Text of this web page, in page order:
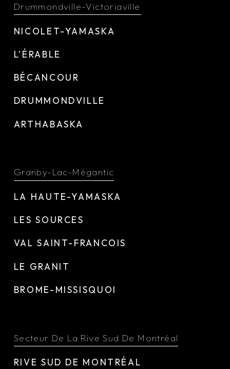
Drummondville-Victoriaville
NICOLET-YAMASKA
L'ÉRABLE
BÉCANCOUR
DRUMMONDVILLE
ARTHABASKA
Granby-Lac-Mégantic
LA HAUTE-YAMASKA
LES SOURCES
VAL SAINT-FRANCOIS
LE GRANIT
BROME-MISSISQUOI
Secteur De La Rive Sud De Montréal
RIVE SUD DE MONTRÉAL